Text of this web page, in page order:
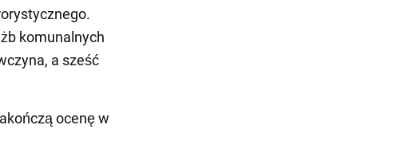
komunalnych
a sześć
ocenę w